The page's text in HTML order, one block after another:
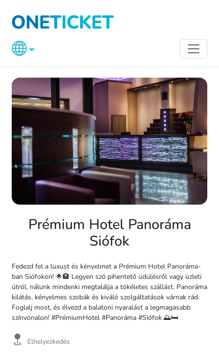
Prémium Hotel Panoráma
Siófok
Fedezd fel a luxust és kényelmet a Prémium Hotel Panoráma-
ban Siófokon! 🌟🏨 Legyen szó pihentető üdülésről vagy üzleti
útról, nálunk mindenki megtalálja a tökéletes szállást. Panoráma
kilátás, kényelmes szobák és kiváló szolgáltatások várnak rád.
Foglalj most, és élvezd a balatoni nyaralást a legmagasabb
színvonalon! #PrémiumHotel #Panoráma #Siófok 🌅🛏️
Elhelyezkedés